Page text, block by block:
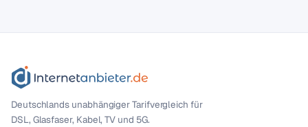
Deutschlands unabhängiger Tarif­vergleich für
DSL, Glasfaser, Kabel, TV und 5G.